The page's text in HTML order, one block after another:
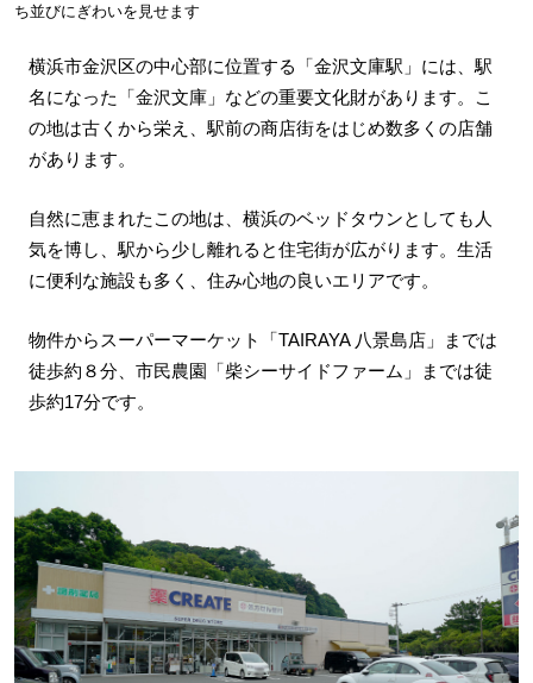
ち並びにぎわいを見せます
横浜市金沢区の中心部に位置する「金沢文庫駅」には、駅
名になった「金沢文庫」などの重要文化財があります。こ
の地は古くから栄え、駅前の商店街をはじめ数多くの店舗
があります。
自然に恵まれたこの地は、横浜のベッドタウンとしても人
気を博し、駅から少し離れると住宅街が広がります。生活
に便利な施設も多く、住み心地の良いエリアです。
物件からスーパーマーケット「TAIRAYA 八景島店」までは
徒歩約８分、市民農園「柴シーサイドファーム」までは徒
歩約17分です。